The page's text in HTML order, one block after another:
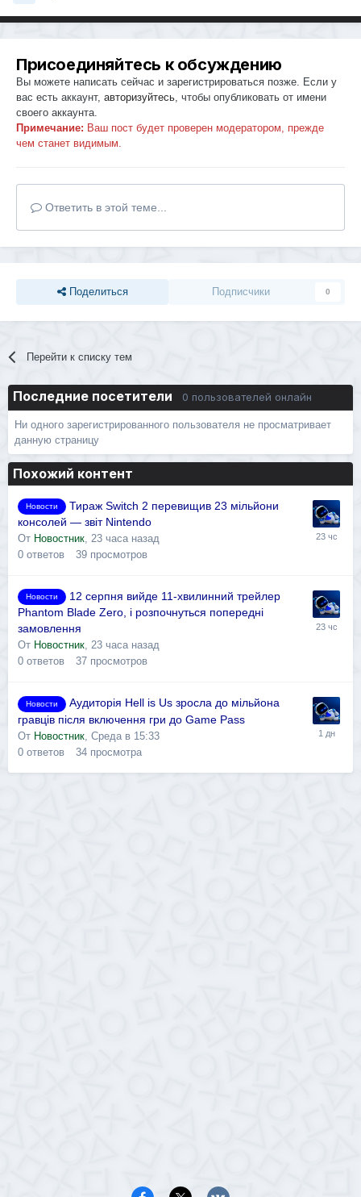
Присоединяйтесь к обсуждению
Вы можете написать сейчас и зарегистрироваться позже. Если у
вас есть аккаунт, авторизуйтесь , чтобы опубликовать от имени
своего аккаунта.
Примечание: Ваш пост будет проверен модератором, прежде
чем станет видимым.
Ответить в этой теме...
Поделиться Подписчики 0
Перейти к списку тем
Последние посетители 0 пользователей онлайн
Ни одного зарегистрированного пользователя не просматривает
данную страницу
Похожий контент
Новости
Тираж Switch 2 перевищив 23 мільйони
консолей — звіт Nintendo
От Новостник 23 часа назад
0 ответов 39 просмотров
Новости
12 серпня вийде 11-хвилинний трейлер
Phantom Blade Zero, і розпочнуться попередні
замовлення
От Новостник, 23 часа назад
0 ответов 37 просмотров
Новости
Аудиторія Hell is Us зросла до мільйона
гравців після включення гри до Game Pass
От Новостник Среда в 15:33
0 ответов 34 просмотра